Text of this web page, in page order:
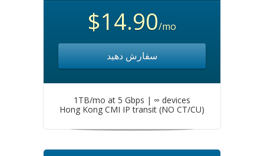
$14.90/mo
سفارش دهید
1TB/mo at 5 Gbps | ∞ devices
Hong Kong CMI IP transit (NO CT/CU)